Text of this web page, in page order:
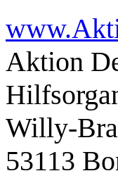
Aktion
Willy-
53113